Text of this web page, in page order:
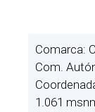
Comarca:
Com.
1.061